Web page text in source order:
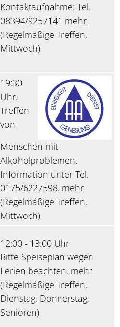
Kontaktaufnahme: Tel.
08394/9257141 mehr
(Regelmäßige Treffen,
Mittwoch)
19:30
Uhr.
Treffen
von
Menschen mit
Alkoholproblemen.
Information unter Tel.
0175/6227598. mehr
(Regelmäßige Treffen,
Mittwoch)
12:00 - 13:00 Uhr
Bitte Speiseplan wegen
Ferien beachten. mehr
(Regelmäßige Treffen,
Dienstag, Donnerstag,
Senioren)